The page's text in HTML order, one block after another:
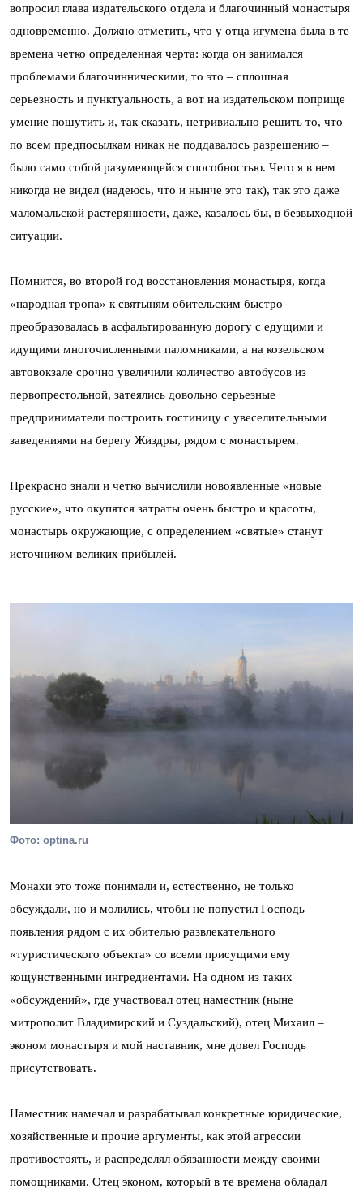
вопросил глава издательского отдела и благочинный монастыря
одновременно. Должно отметить, что у отца игумена была в те
времена четко определенная черта: когда он занимался
проблемами благочинническими, то это – сплошная
серьезность и пунктуальность, а вот на издательском поприще
умение пошутить и, так сказать, нетривиально решить то, что
по всем предпосылкам никак не поддавалось разрешению –
было само собой разумеющейся способностью. Чего я в нем
никогда не видел (надеюсь, что и нынче это так), так это даже
маломальской растерянности, даже, казалось бы, в безвыходной
ситуации.
Помнится, во второй год восстановления монастыря, когда
«народная тропа» к святыням обительским быстро
преобразовалась в асфальтированную дорогу с едущими и
идущими многочисленными паломниками, а на козельском
автовокзале срочно увеличили количество автобусов из
первопрестольной, затеялись довольно серьезные
предприниматели построить гостиницу с увеселительными
заведениями на берегу Жиздры, рядом с монастырем.
Прекрасно знали и четко вычислили новоявленные «новые
русские», что окупятся затраты очень быстро и красоты,
монастырь окружающие, с определением «святые» станут
источником великих прибылей.
Фото: optina.ru
Монахи это тоже понимали и, естественно, не только
обсуждали, но и молились, чтобы не попустил Господь
появления рядом с их обителью развлекательного
«туристического объекта» со всеми присущими ему
кощунственными ингредиентами. На одном из таких
«обсуждений», где участвовал отец наместник (ныне
митрополит Владимирский и Суздальский), отец Михаил –
эконом монастыря и мой наставник, мне довел Господь
присутствовать.
Наместник намечал и разрабатывал конкретные юридические,
хозяйственные и прочие аргументы, как этой агрессии
противостоять, и распределял обязанности между своими
помощниками. Отец эконом, который в те времена обладал